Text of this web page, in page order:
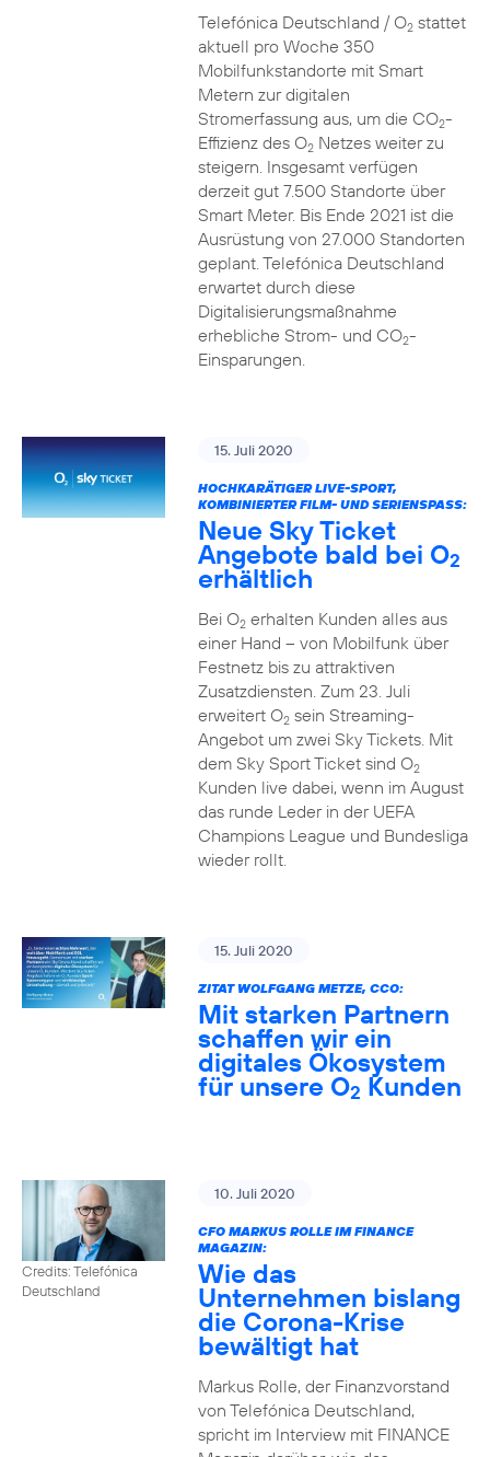
Telefónica Deutschland / O2stattet
aktuell pro Woche 350
Mobilfunkstandorte mit Smart
Metern zur digitalen
Stromerfassung aus, um die CO2-
Effizienz des O2Netzes weiter zu
steigern. Insgesamt verfügen
derzeit gut 7.500 Standorte über
Smart Meter. Bis Ende 2021 ist die
Ausrüstung von 27.000 Standorten
geplant. Telefónica Deutschland
erwartet durch diese
Digitalisierungsmaßnahme
erhebliche Strom- und CO2-
Einsparungen.
15. Juli 2020
HOCHKARÄTIGER LIVE-SPORT,
KOMBINIERTER FILM- UND SERIENSPASS:
Neue Sky Ticket
Angebote bald bei O2
erhältlich
Bei O2erhalten Kunden alles aus
einer Hand – von Mobilfunk über
Festnetz bis zu attraktiven
Zusatzdiensten. Zum 23. Juli
erweitert O2sein Streaming-
Angebot um zwei Sky Tickets. Mit
dem Sky Sport Ticket sind O2
Kunden live dabei, wenn im August
das runde Leder in der UEFA
Champions League und Bundesliga
wieder rollt.
15. Juli 2020
ZITAT WOLFGANG METZE, CCO:
Mit starken Partnern
schaffen wir ein
digitales Ökosystem
für unsere O2 Kunden
Credits: Telefónica
Deutschland
10. Juli 2020
CFO MARKUS ROLLE IM FINANCE
MAGAZIN:
Wie das
Unternehmen bislang
die Corona-Krise
bewältigt hat
Markus Rolle, der Finanzvorstand
von Telefónica Deutschland,
spricht im Interview mit FINANCE